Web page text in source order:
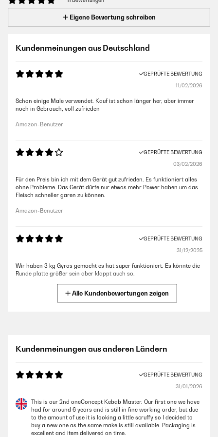
Eigene Bewertung schreiben
Kundenmeinungen aus Deutschland
GEPRÜFTE BEWERTUNG
11/02/2026
Schon einige Male verwendet. Kauf ist schon länger her, aber immer
noch in Gebrauch, voll zufrieden
Amazon-Benutzer
GEPRÜFTE BEWERTUNG
03/02/2026
Für den Preis bin ich mit dem Gerät gut zufrieden. Es funktioniert alles
ohne Probleme. Das Gerät dürfe nur etwas mehr Power haben um das
Fleisch schneller garen zu können.
Amazon-Benutzer
GEPRÜFTE BEWERTUNG
31/12/2025
Wir haben 3 kg Gyros gemacht es hat super funktioniert. Es könnte die
Runde platte größer sein aber klappt auch so.
Das ist ein schönes Gerät und würde es wieder kaufen
GEPRÜFTE BEWERTUNG
21/11/2025
Sehr geil geeignet, um selbst seinen Dönerspieß zu machen. Oder
andere Sachen.Ich habe schon paar mal Döner selbst gemacht, und
bin von diesem Produkt begeistert.
Alle Kundenbewertungen zeigen
Kundenmeinungen aus anderen Ländern
GEPRÜFTE BEWERTUNG
31/01/2026
This is our 2nd oneConcept Kebab Master. Our first one we have
had for around 6 years and is still in fine working order, but due
to the amount of use it is looking a little scruffy so I decided to
buy a new one as the same make is still available. Packaging is
excellent and item delivered on time.